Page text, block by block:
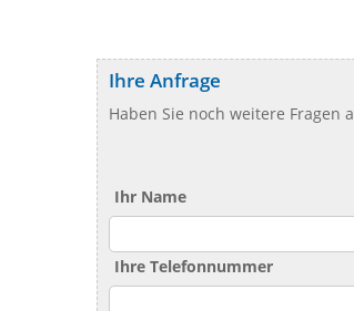
Ihre Anfrage
Haben Sie noch weitere Fragen
Ihr Name
Ihre Telefonnummer